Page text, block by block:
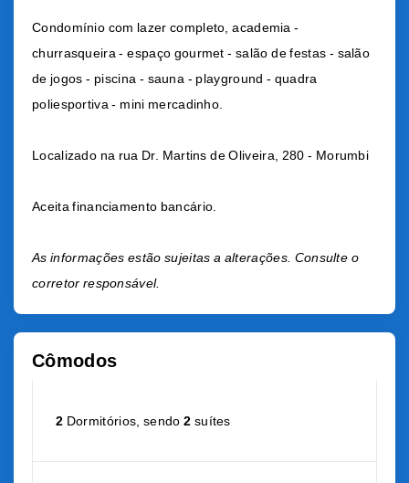
Condomínio com lazer completo, academia -
churrasqueira - espaço gourmet - salão de festas - salão
de jogos - piscina - sauna - playground - quadra
poliesportiva - mini mercadinho.
Localizado na rua Dr. Martins de Oliveira, 280 - Morumbi
Aceita financiamento bancário.
As informações estão sujeitas a alterações. Consulte o
corretor responsável.
Cômodos
2 Dormitórios, sendo2 suítes